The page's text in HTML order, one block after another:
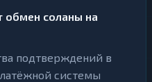
обмен соланы на
подтверждений в
системы